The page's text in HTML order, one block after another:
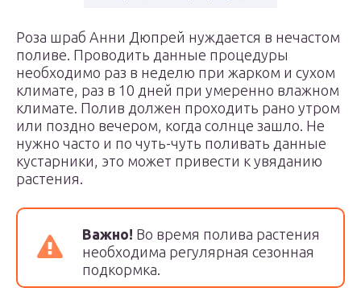
Роза шраб Анни Дюпрей нуждается в нечастом
поливе. Проводить данные процедуры
необходимо раз в неделю при жарком и сухом
климате, раз в 10 дней при умеренно влажном
климате. Полив должен проходить рано утром
или поздно вечером, когда солнце зашло. Не
нужно часто и по чуть-чуть поливать данные
кустарники, это может привести к увяданию
растения.
Важно! Во время полива растения
необходима регулярная сезонная
подкормка.